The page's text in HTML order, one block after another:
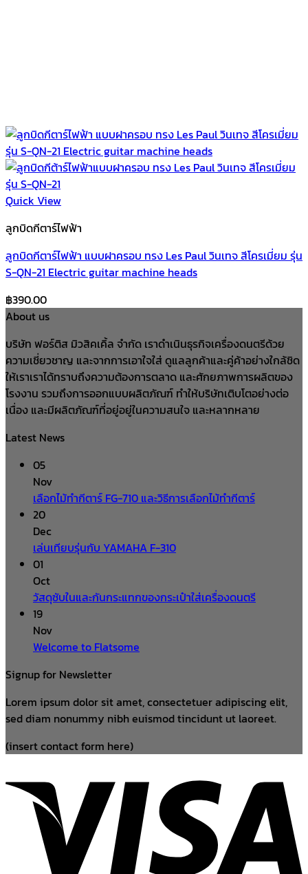
Quick View
ลูกบิดกีตาร์ไฟฟ้า
ลูกบิดกีตาร์ไฟฟ้า แบบฝาครอบ ทรง Les Paul วินเทจ สีโครเมี่ยม รุ่น
S-QN-21 Electric guitar machine heads
฿390.00
About us
บริษัท ฟอร์ติส มิวสิคเคิ้ล จำกัด เราดำเนินธุรกิจเครื่องดนตรีด้วย
ความเชี่ยวชาญ และจากการเอาใจใส่ ดูแลลูกค้าและคู่ค้าอย่างใกล้ชิด
ให้เราเราได้ทราบถึงความต้องการตลาด และศักยภาพการผลิตของ
โรงงาน รวมถึงการออกแบบผลิตภัณฑ์ ทำให้บริษัทเติบโตอย่างต่อ
เนื่อง และมีผลิตภัณฑ์ที่อยู่อยู่ในความสนใจ และหลากหลาย
Latest News
05
Nov
เลือกไม้ทำกีตาร์ FG-710 และวิธีการเลือกไม้ทำกีตาร์
20
Dec
เล่นเทียบรุ่นกับ YAMAHA F-310
01
Oct
วัสดุซับในและกันกระแทกของกระเป๋าใส่เครื่องดนตรี
19
Nov
Welcome to Flatsome
Signup for Newsletter
Lorem ipsum dolor sit amet, consectetuer adipiscing elit,
sed diam nonummy nibh euismod tincidunt ut laoreet.
(insert contact form here)